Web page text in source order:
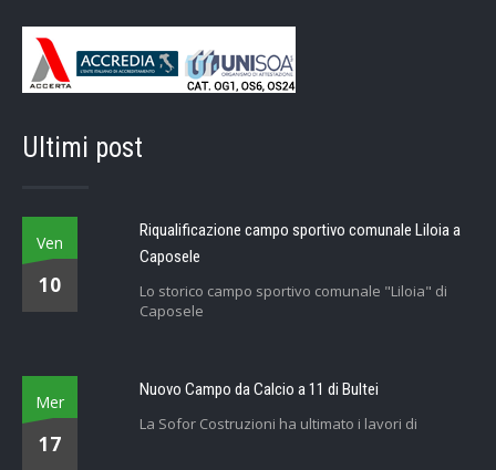
Ultimi post
Ven
10
Riqualificazione campo sportivo comunale Liloia a
Caposele
Lo storico campo sportivo comunale "Liloia" di
Caposele
Mer
17
Nuovo Campo da Calcio a 11 di Bultei
La Sofor Costruzioni ha ultimato i lavori di